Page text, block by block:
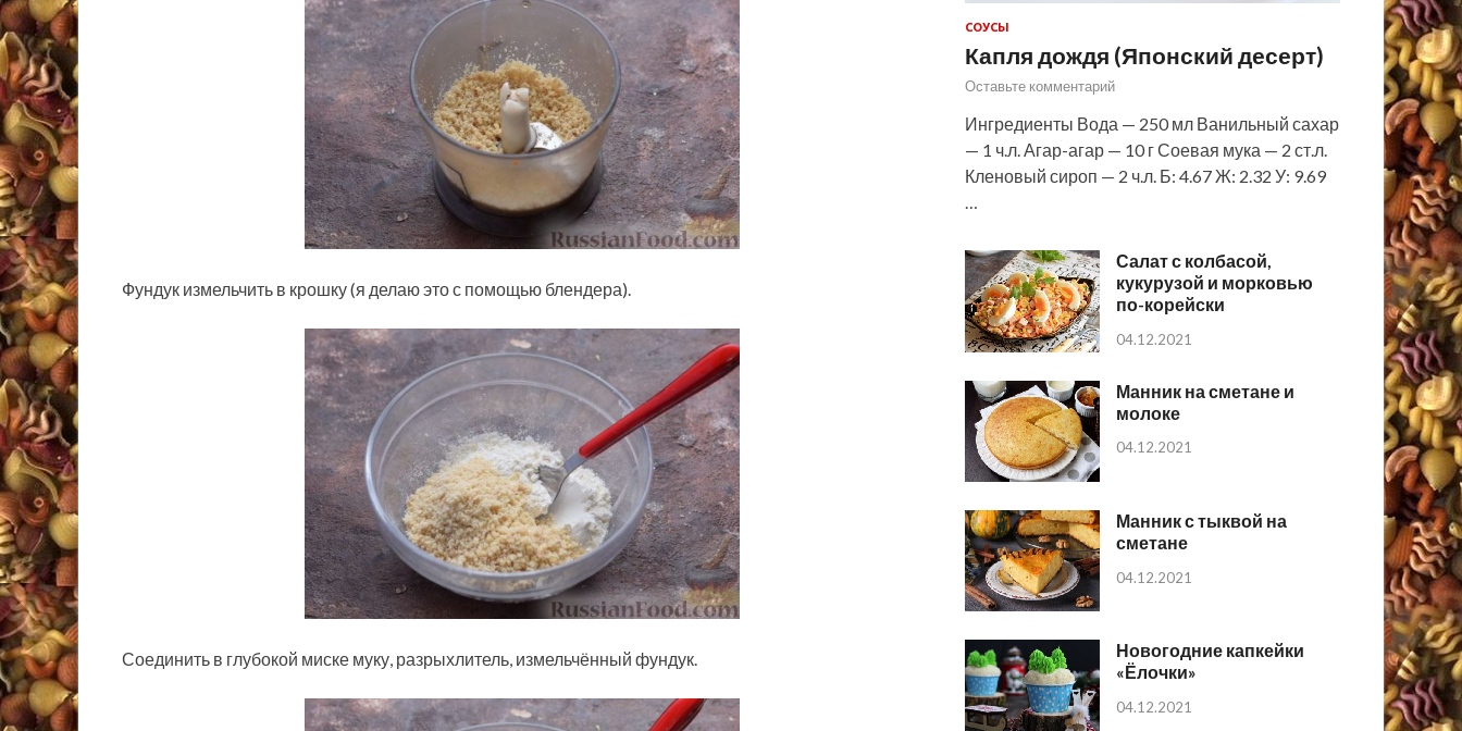
Фундук измельчить в крошку (я делаю это с помощью блендера).
Соединить в глубокой миске муку, разрыхлитель, измельчённый фундук.
СОУСЫ
Капля дождя (Японский десерт)
Оставьте комментарий
Ингредиенты Вода — 250 мл Ванильный сахар
— 1 ч.л. Агар-агар — 10 г Соевая мука — 2 ст.л.
Кленовый сироп — 2 ч.л. Б: 4.67 Ж: 2.32 У: 9.69
…
Салат с колбасой,
кукурузой и морковью
по-корейски
04.12.2021
Манник на сметане и
молоке
04.12.2021
Манник с тыквой на
сметане
04.12.2021
Новогодние капкейки
«Ёлочки»
04.12.2021